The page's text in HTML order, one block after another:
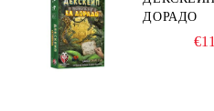
ДОРАДО